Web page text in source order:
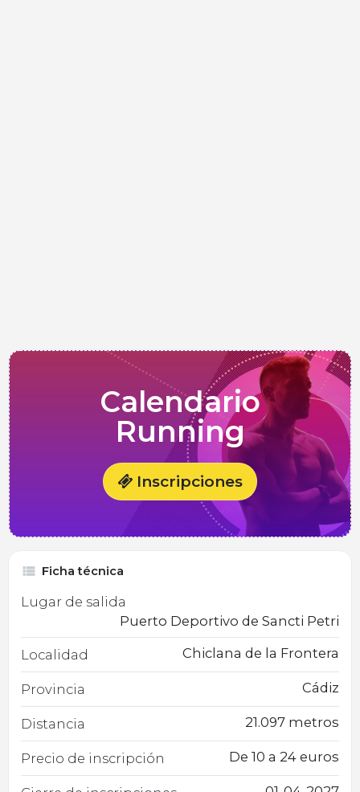
Calendario
Running
Inscripciones
Ficha técnica
Lugar de salida
Puerto Deportivo de Sancti Petri
Localidad Chiclana de la Frontera
Provincia Cádiz
Distancia 21.097 metros
Precio de inscripción De 10 a 24 euros